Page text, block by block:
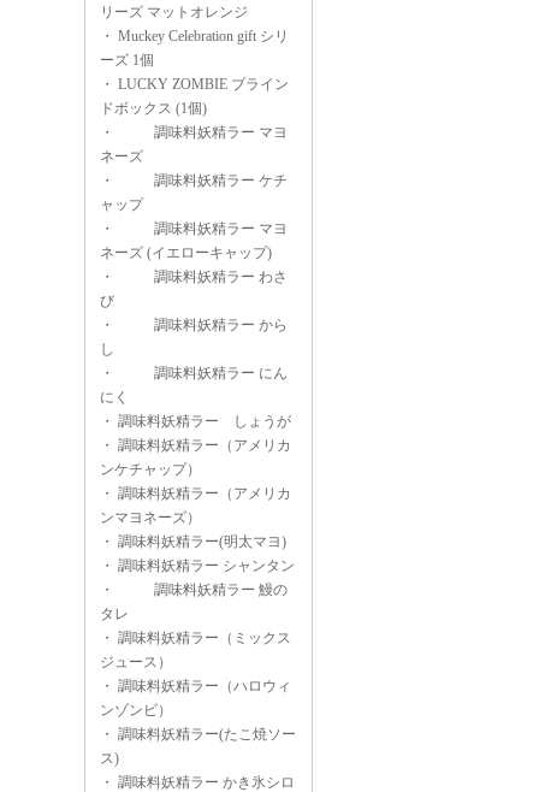
リーズ マットオレンジ
・ Muckey Celebration gift シリ
ーズ 1個
・ LUCKY ZOMBIE ブライン
ドボックス (1個)
・
調味料妖精ラー マヨ
ネーズ
・
調味料妖精ラー ケチ
ャップ
・
調味料妖精ラー マヨ
ネーズ (イエローキャップ)
・
調味料妖精ラー わさ
び
・
調味料妖精ラー から
し
・
調味料妖精ラー にん
にく
・ 調味料妖精ラー しょうが
・ 調味料妖精ラー（アメリカ
ンケチャップ）
・ 調味料妖精ラー（アメリカ
ンマヨネーズ）
・ 調味料妖精ラー(明太マヨ)
・ 調味料妖精ラー シャンタン
・
調味料妖精ラー 鰻の
タレ
・ 調味料妖精ラー（ミックス
ジュース）
・ 調味料妖精ラー（ハロウィ
ンゾンビ）
・ 調味料妖精ラー(たこ焼ソー
ス)
・ 調味料妖精ラー かき氷シロ